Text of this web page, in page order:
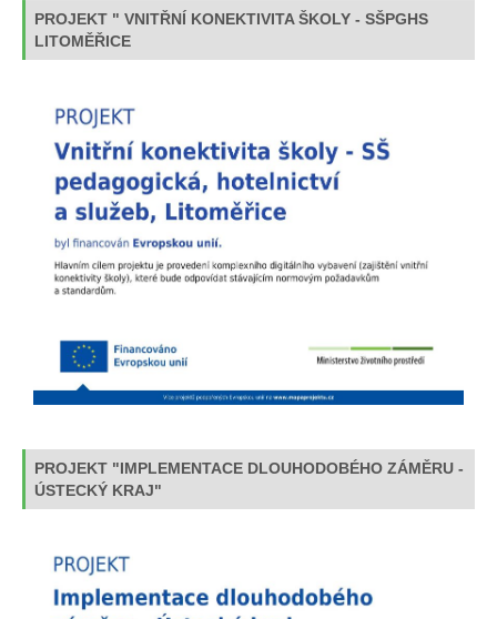
PROJEKT " VNITŘNÍ KONEKTIVITA ŠKOLY - SŠPGHS
LITOMĚŘICE
PROJEKT "IMPLEMENTACE DLOUHODOBÉHO ZÁMĚRU -
ÚSTECKÝ KRAJ"